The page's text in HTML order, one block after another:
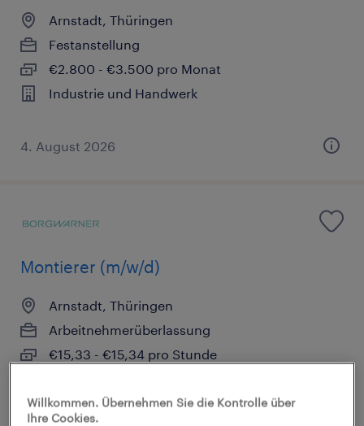
Arnstadt, Thüringen
Festanstellung
€2.800 - €3.500 pro Monat
Industrie und Handwerk
4. August 2026
Montierer (m/w/d)
Arnstadt, Thüringen
Arbeitnehmerüberlassung
€15,33 - €15,34 pro Stunde
2. August 2026
Willkommen. Übernehmen Sie die Kontrolle über
Ihre Cookies.